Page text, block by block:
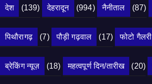
देश (139) देहरादून (994) नैनीताल (87)
पिथौरागढ़ (7) पौड़ी गढ़वाल (17) फोटो गैलरी
ब्रेकिंग न्यूज़ (18) महत्वपूर्ण दिन/तारीख (20)